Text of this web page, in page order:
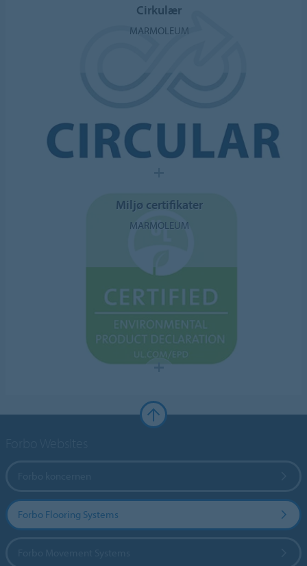
Cirkulær
MARMOLEUM
Miljø certifikater
MARMOLEUM
Forbo Flooring Systems